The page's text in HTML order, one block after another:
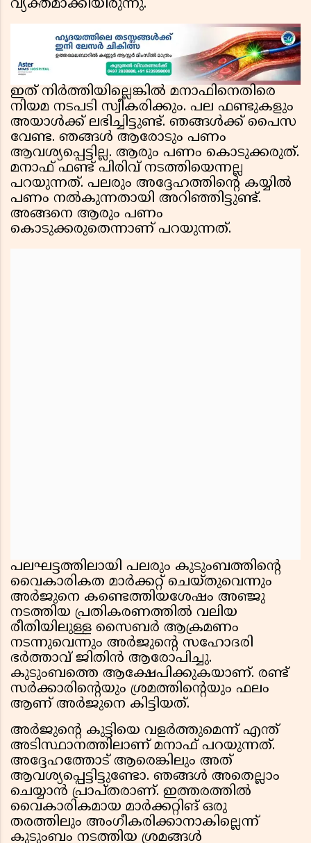
വ്യക്തമാക്കിയിരുന്നു.
ഇത് നിര്‍ത്തിയില്ലെങ്കില്‍ മനാഫിനെതിരെ
നിയമ നടപടി സ്വീകരിക്കും. പല ഫണ്ടുകളും
അയാള്‍ക്ക് ലഭിച്ചിട്ടുണ്ട്. ഞങ്ങള്‍ക്ക് പൈസ
വേണ്ട. ഞങ്ങള്‍ ആരോടും പണം
ആവശ്യപ്പെട്ടില്ല. ആരും പണം കൊടുക്കരുത്.
മനാഫ് ഫണ്ട് പിരിവ് നടത്തിയെന്നല്ല
പറയുന്നത്. പലരും അദ്ദേഹത്തിന്റെ കയ്യില്‍
പണം നല്‍കുന്നതായി അറിഞ്ഞിട്ടുണ്ട്.
അങ്ങനെ ആരും പണം
കൊടുക്കരുതെന്നാണ് പറയുന്നത്.
പലഘട്ടത്തിലായി പലരും കുടുംബത്തിന്റെ
വൈകാരികത മാര്‍ക്കറ്റ് ചെയ്തുവെന്നും
അര്‍ജുനെ കണ്ടെത്തിയശേഷം അഞ്ജു
നടത്തിയ പ്രതികരണത്തില്‍ വലിയ
രീതിയിലുള്ള സൈബര്‍ ആക്രമണം
നടന്നുവെന്നും അര്‍ജുന്റെ സഹോദരി
ഭര്‍ത്താവ് ജിതിന്‍ ആരോപിച്ചു.
കുടുംബത്തെ ആക്ഷേപിക്കുകയാണ്. രണ്ട്
സര്‍ക്കാരിന്റെയും ശ്രമത്തിന്റെയും ഫലം
ആണ് അര്‍ജുനെ കിട്ടിയത്.
അര്‍ജുന്റെ കുട്ടിയെ വളര്‍ത്തുമെന്ന് എന്ത്
അടിസ്ഥാനത്തിലാണ് മനാഫ് പറയുന്നത്.
അദ്ദേഹത്തോട് ആരെങ്കിലും അത്
ആവശ്യപ്പെട്ടിട്ടുണ്ടോ. ഞങ്ങള്‍ അതെല്ലാം
ചെയ്യാന്‍ പ്രാപ്തരാണ്. ഇത്തരത്തില്‍
വൈകാരികമായ മാര്‍ക്കറ്റിങ് ഒരു
തരത്തിലും അംഗീകരിക്കാനാകില്ലെന്ന്
കുടുംബം നടത്തിയ ശ്രമങ്ങള്‍